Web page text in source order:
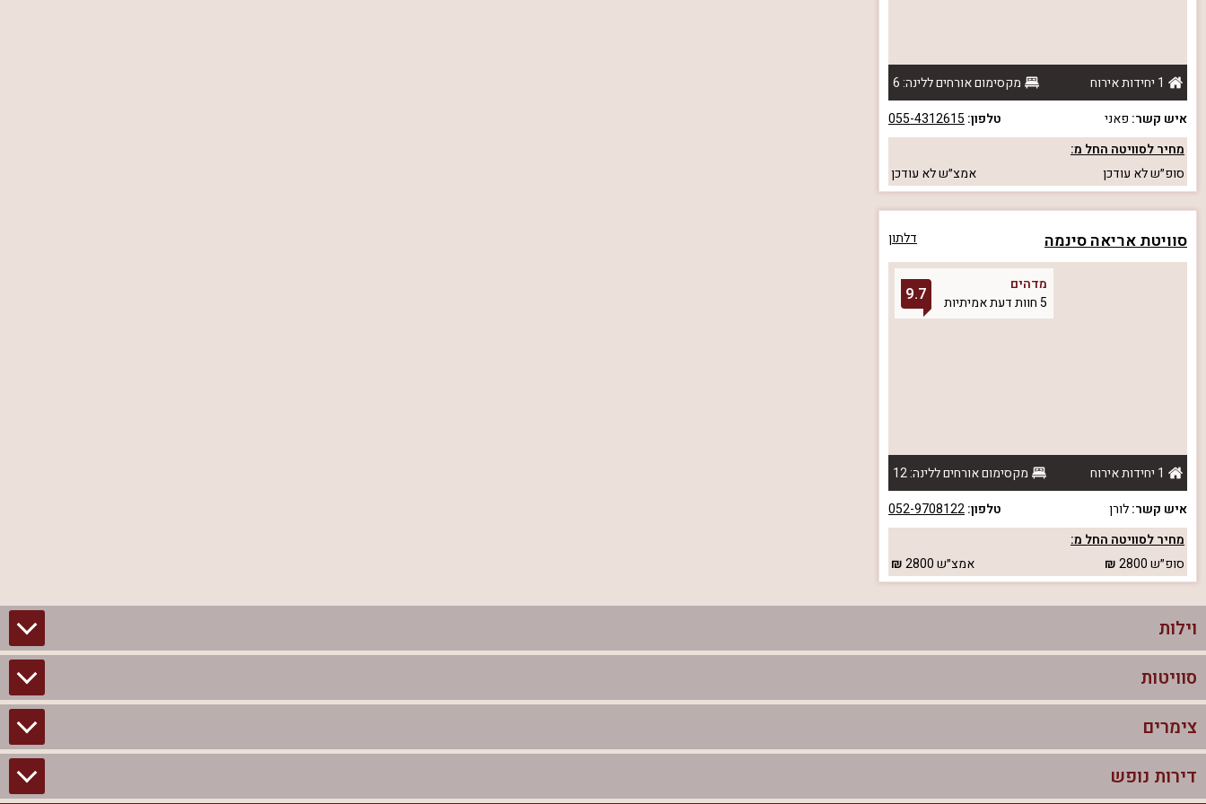
1 יחידות אירוח
מקסימום אורחים ללינה: 6
איש קשר: פאני טלפון: 055-4312615
מחיר לסוויטה החל מ:
סופ״שלא עודכן אמצ״שלא עודכן
סוויטת אריאה סינמה דלתון
מדהים
5 חוות דעת אמיתיות
9.7
1 יחידות אירוח
מקסימום אורחים ללינה: 12
איש קשר:לורן טלפון:052-9708122
מחיר לסוויטה החל מ:
סופ״ש2800 אמצ״ש2800
וילות
וילות בצפון
וילות להשכרה
סוויטות
סוויטות בצפון
צימרים לזוגות עם בריכה פרטית
צימרים
צימרים בצפון
דירות נופש